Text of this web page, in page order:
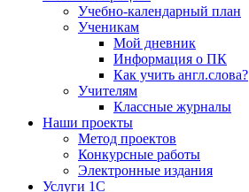
Учебно-календарный план
Ученикам
Мой дневник
Информация о ПК
Как учить англ.слова?
Учителям
Классные журналы
Наши проекты
Метод проектов
Конкурсные работы
Электронные издания
Услуги 1C